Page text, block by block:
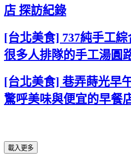
店 探訪紀錄
[台北美食] 737純手工綜
很多人排隊的手工湯圓
[台北美食] 巷弄蒔光早
驚呼美味與便宜的早餐
載入更多